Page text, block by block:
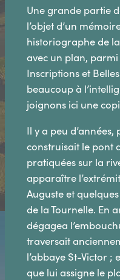
Une grande partie
l’objet d’un
historiographe de
avec un plan, parmi
Inscriptions et
beaucoup à
joignons ici une
Il y a peu d’années,
construisait le pont
pratiquées sur la
apparaître
Auguste et
de la Tournelle. En
dégagea
traversait
l’abbaye St-Victor ;
que lui assigne le